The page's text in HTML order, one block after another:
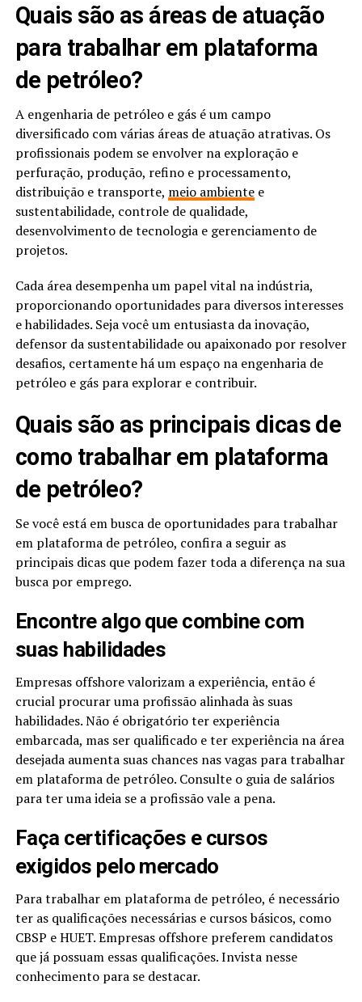
Quais são as áreas de atuação
para trabalhar em plataforma
de petróleo?
A engenharia de petróleo e gás é um campo
diversificado com várias áreas de atuação atrativas. Os
profissionais podem se envolver na exploração e
perfuração, produção, refino e processamento,
distribuição e transporte, meio ambientee
sustentabilidade, controle de qualidade,
desenvolvimento de tecnologia e gerenciamento de
projetos.
Cada área desempenha um papel vital na indústria,
proporcionando oportunidades para diversos interesses
e habilidades. Seja você um entusiasta da inovação,
defensor da sustentabilidade ou apaixonado por resolver
desafios, certamente há um espaço na engenharia de
petróleo e gás para explorar e contribuir.
Quais são as principais dicas de
como trabalhar em plataforma
de petróleo?
Se você está em busca de oportunidades para trabalhar
em plataforma de petróleo, confira a seguir as
principais dicas que podem fazer toda a diferença na sua
busca por emprego.
Encontre algo que combine com
suas habilidades
Empresas offshore valorizam a experiência, então é
crucial procurar uma profissão alinhada às suas
habilidades. Não é obrigatório ter experiência
embarcada, mas ser qualificado e ter experiência na área
desejada aumenta suas chances nas vagas para trabalhar
em plataforma de petróleo. Consulte o guia de salários
para ter uma ideia se a profissão vale a pena.
Faça certificações e cursos
exigidos pelo mercado
Para trabalhar em plataforma de petróleo, é necessário
ter as qualificações necessárias e cursos básicos, como
CBSP e HUET. Empresas offshore preferem candidatos
que já possuam essas qualificações. Invista nesse
conhecimento para se destacar.